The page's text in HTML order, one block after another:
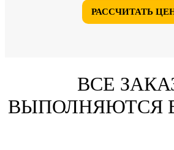
РАССЧИТАТЬ
ВСЕ
ВЫПОЛНЯЮТСЯ